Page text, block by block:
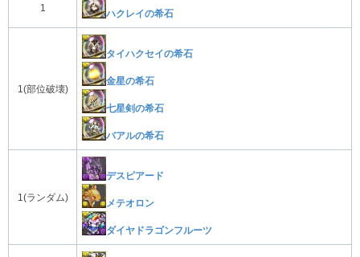
1
ハクレイの希石
1(部位破壊)
タイハクセイの希石
金星の希石
七星剣の希石
バアルの希石
1(ランダム)
デスピアード
メテオロン
ダイヤドラゴンフルーツ